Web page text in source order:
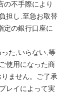
の不手際により
担し.至急お取替
定の銀行口座に
た,いらない,等
使用になった商
ません。ご了承
レイによって実